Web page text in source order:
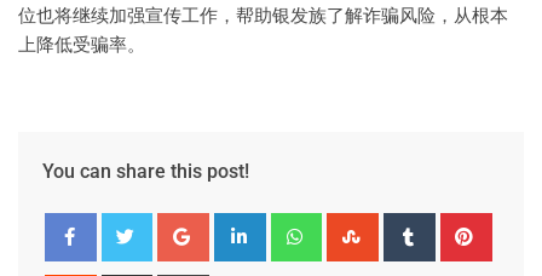
位也将继续加强宣传工作，帮助银发族了解诈骗风险，从根本
上降低受骗率。
You can share this post!